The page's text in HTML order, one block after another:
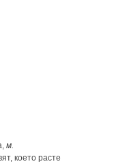
м.
което расте